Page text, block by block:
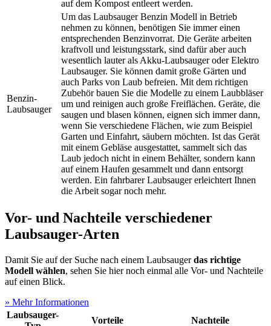
auf dem Kompost entleert werden.
Benzin-
Laubsauger
Um das Laubsauger Benzin Modell in Betrieb
nehmen zu können, benötigen Sie immer einen
entsprechenden Benzinvorrat. Die Geräte arbeiten
kraftvoll und leistungsstark, sind dafür aber auch
wesentlich lauter als Akku-Laubsauger oder Elektro
Laubsauger. Sie können damit große Gärten und
auch Parks von Laub befreien. Mit dem richtigen
Zubehör bauen Sie die Modelle zu einem Laubbläser
um und reinigen auch große Freiflächen. Geräte, die
saugen und blasen können, eignen sich immer dann,
wenn Sie verschiedene Flächen, wie zum Beispiel
Garten und Einfahrt, säubern möchten. Ist das Gerät
mit einem Gebläse ausgestattet, sammelt sich das
Laub jedoch nicht in einem Behälter, sondern kann
auf einem Haufen gesammelt und dann entsorgt
werden. Ein fahrbarer Laubsauger erleichtert Ihnen
die Arbeit sogar noch mehr.
Vor- und Nachteile verschiedener
Laubsauger-Arten
Damit Sie auf der Suche nach einem Laubsaugerdas richtige
Modell wählen, sehen Sie hier noch einmal alle Vor- und Nachteile
auf einen Blick.
» Mehr Informationen
Laubsauger-
Vorteile Nachteile